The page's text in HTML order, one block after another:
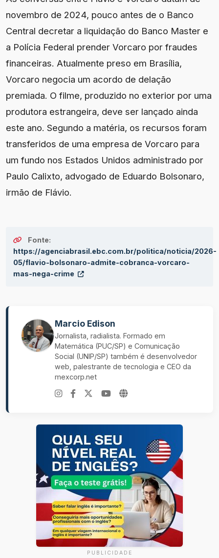
novembro de 2024, pouco antes de o Banco
Central decretar a liquidação do Banco Master e
a Polícia Federal prender Vorcaro por fraudes
financeiras. Atualmente preso em Brasília,
Vorcaro negocia um acordo de delação
premiada. O filme, produzido no exterior por uma
produtora estrangeira, deve ser lançado ainda
este ano. Segundo a matéria, os recursos foram
transferidos de uma empresa de Vorcaro para
um fundo nos Estados Unidos administrado por
Paulo Calixto, advogado de Eduardo Bolsonaro,
irmão de Flávio.
Fonte:
https://agenciabrasil.ebc.com.br/politica/noticia/2026-
05/flavio-bolsonaro-admite-cobranca-vorcaro-
mas-nega-crime
Marcio Edison
Jornalista, radialista. Formado em
Matemática (PUC/SP) e Comunicação
Social (UNIP/SP) também é desenvolvedor
web, palestrante de tecnologia e CEO da
mexcorp.net
PUBLICIDADE